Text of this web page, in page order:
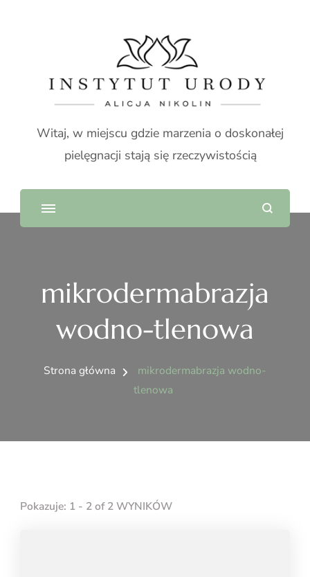
Witaj, w miejscu gdzie marzenia o doskonałej
pielęgnacji stają się rzeczywistością
mikrodermabrazja
wodno-tlenowa
Strona główna
mikrodermabrazja wodno-
tlenowa
Pokazuje: 1 - 2 of 2 WYNIKÓW